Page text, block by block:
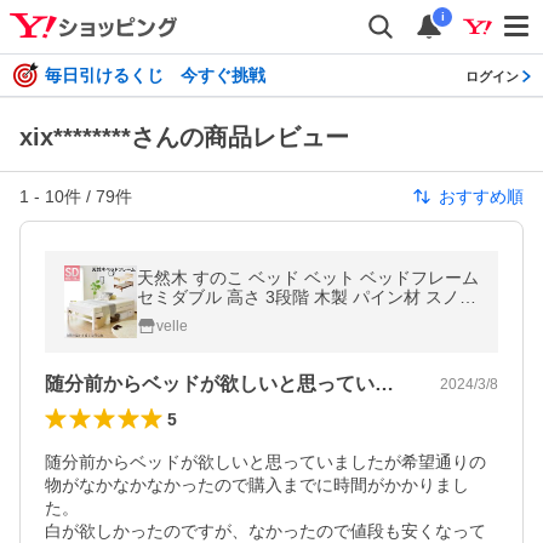
i
毎日引けるくじ 今すぐ挑戦 ログイン
xix********さんの商品レビュー
1 - 10件 / 79件 おすすめ順
天然木 すのこ ベッド ベット ベッドフレーム
セミダブル 高さ 3段階 木製 パイン材 スノコ
サニーSD 北欧 ドリス
velle
随分前からベッドが欲しいと思っていまし… 2024/3/8
5
随分前からベッドが欲しいと思っていましたが希望通りの
物がなかなかなかったので購入までに時間がかかりまし
た。
白が欲しかったのですが、なかったので値段も安くなって